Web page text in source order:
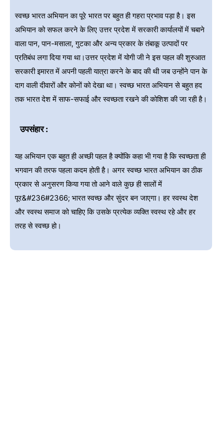
स्वच्छ भारत अभियान का पूरे भारत पर बहुत ही गहरा प्रभाव पड़ा है। इस
अभियान को सफल करने के लिए उत्तर प्रदेश में सरकारी कार्यालयों में चबाने
वाला पान, पान-मसाला, गुटका और अन्य प्रकार के तंबाकू उत्पादों पर
प्रतिबंध लगा दिया गया था।उत्तर प्रदेश में योगी जी ने इस पहल की शुरुआत
सरकारी इमारत में अपनी पहली यात्रा करने के बाद की थी जब उन्होंने पान के
दाग वाली दीवारों और कोनों को देखा था। स्वच्छ भारत अभियान से बहुत हद
तक भारत देश में साफ-सफाई और स्वच्छता रखने की कोशिश की जा रही है।
उपसंहार :
यह अभियान एक बहुत ही अच्छी पहल है क्योंकि कहा भी गया है कि स्वच्छता ही
भगवान की तरफ पहला कदम होती है। अगर स्वच्छ भारत अभियान का ठीक
प्रकार से अनुसरण किया गया तो आने वाले कुछ ही सालों में
पूर&#236#2366; भारत स्वच्छ और सुंदर बन जाएगा। हर स्वस्थ देश
और स्वस्थ समाज को चाहिए कि उसके प्रत्येक व्यक्ति स्वस्थ रहे और हर
तरह से स्वच्छ हो।